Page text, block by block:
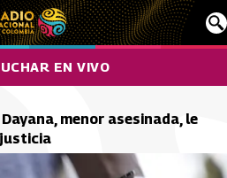
EN VIVO
menor asesinada, le